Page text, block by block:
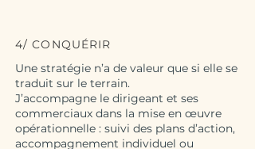
4/ CONQUÉRIR
Une stratégie n’a de valeur que si elle se
traduit sur le terrain.
J’accompagne le dirigeant et ses
commerciaux dans la mise en œuvre
opérationnelle : suivi des plans d’action,
accompagnement individuel ou